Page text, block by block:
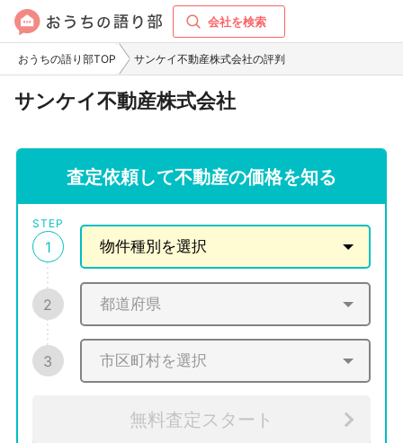
会社を検索
おうちの語り部TOP サンケイ不動産株式会社の評判
サンケイ不動産株式会社
査定依頼して不動産の価格を知る
STEP
1
2
3
無料査定スタート